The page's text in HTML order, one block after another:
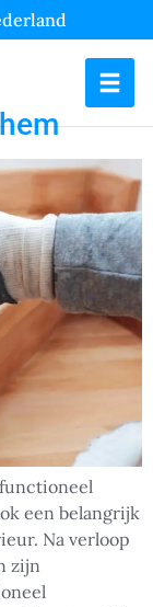
een belangrijk
Na verloop
zijn